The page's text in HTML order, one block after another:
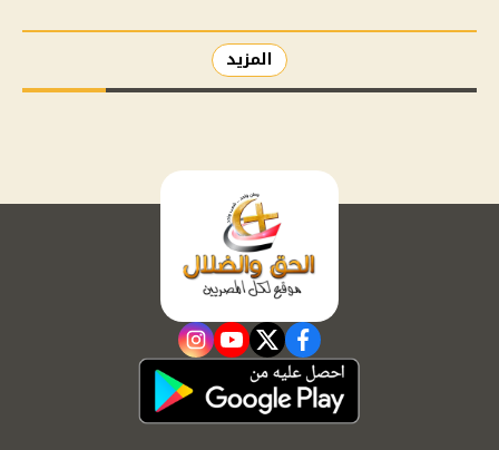
المزيد
facebook
twitter
youtube
instagram